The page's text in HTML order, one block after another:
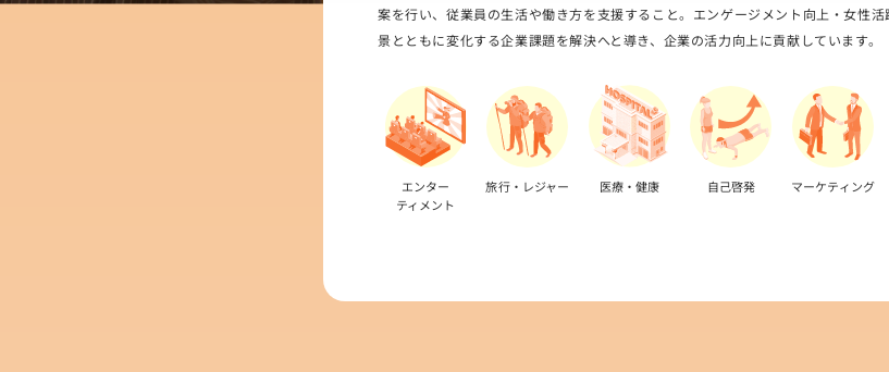
案を行い、従業員の生活や働き方を支援すること。エンゲージメント向上・女性
景とともに変化する企業課題を解決へと導き、企業の活力向上に貢献しています。
エンター
ティメント
旅行・ レジャー 医療・健康 自己啓発 マーケティング